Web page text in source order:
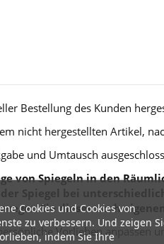
Bestellung des Kunden
nicht hergestellten Artikel,
und Umtausch
von Spiegeln in den
Spiegel bei
Sie dieses nach
Vorlieben anpassen
Cookies und Cookies von
zu verbessern. Und zeigen
indem Sie Ihre